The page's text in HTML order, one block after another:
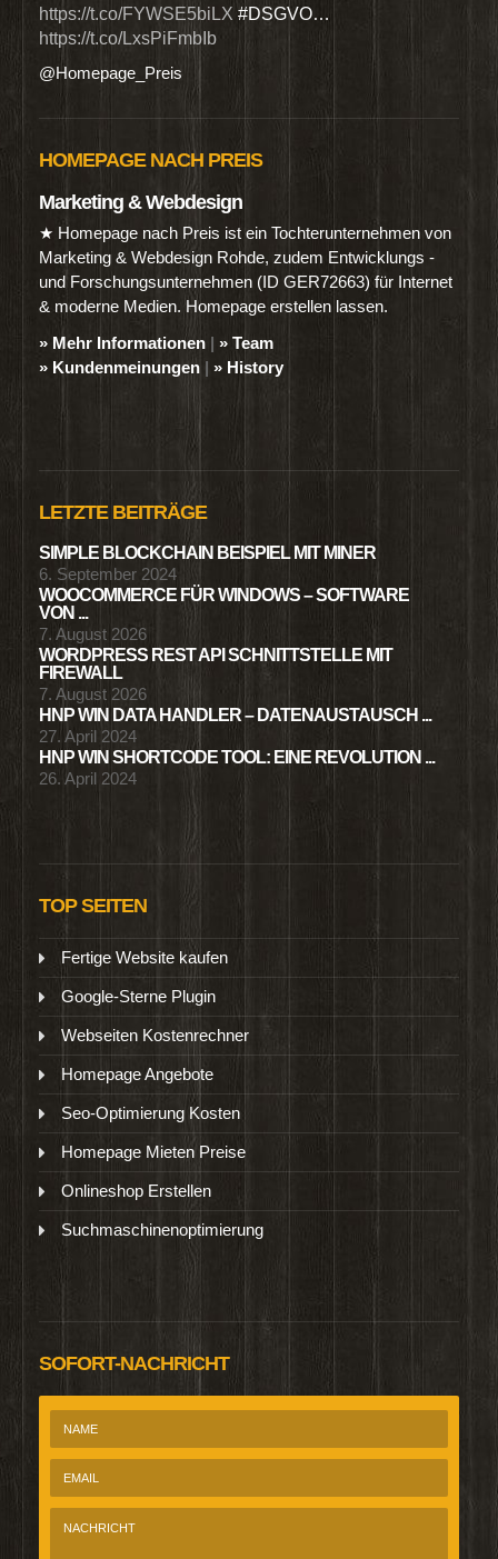
https://t.co/FYWSE5biLX #DSGVO…
https://t.co/LxsPiFmbIb
@Homepage_Preis
HOMEPAGE NACH PREIS
Marketing & Webdesign
★ Homepage nach Preis ist ein Tochterunternehmen von
Marketing & Webdesign Rohde, zudem Entwicklungs -
und Forschungsunternehmen (ID GER72663) für Internet
& moderne Medien. Homepage erstellen lassen.
» Mehr Informationen | » Team
» Kundenmeinungen | » History
LETZTE BEITRÄGE
SIMPLE BLOCKCHAIN BEISPIEL MIT MINER
6. September 2024
WOOCOMMERCE FÜR WINDOWS – SOFTWARE
VON ...
7. August 2026
WORDPRESS REST API SCHNITTSTELLE MIT
FIREWALL
7. August 2026
HNP WIN DATA HANDLER – DATENAUSTAUSCH ...
27. April 2024
HNP WIN SHORTCODE TOOL: EINE REVOLUTION ...
26. April 2024
TOP SEITEN
Fertige Website kaufen
Google-Sterne Plugin
Webseiten Kostenrechner
Homepage Angebote
Seo-Optimierung Kosten
Homepage Mieten Preise
Onlineshop Erstellen
Suchmaschinenoptimierung
SOFORT-NACHRICHT